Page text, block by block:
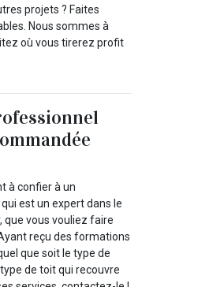
projets ? Faites
Nous sommes à
où vous tirerez profit
à confier à un
est un expert dans le
que vous vouliez faire
reçu des formations
que soit le type de
de toit qui recouvre